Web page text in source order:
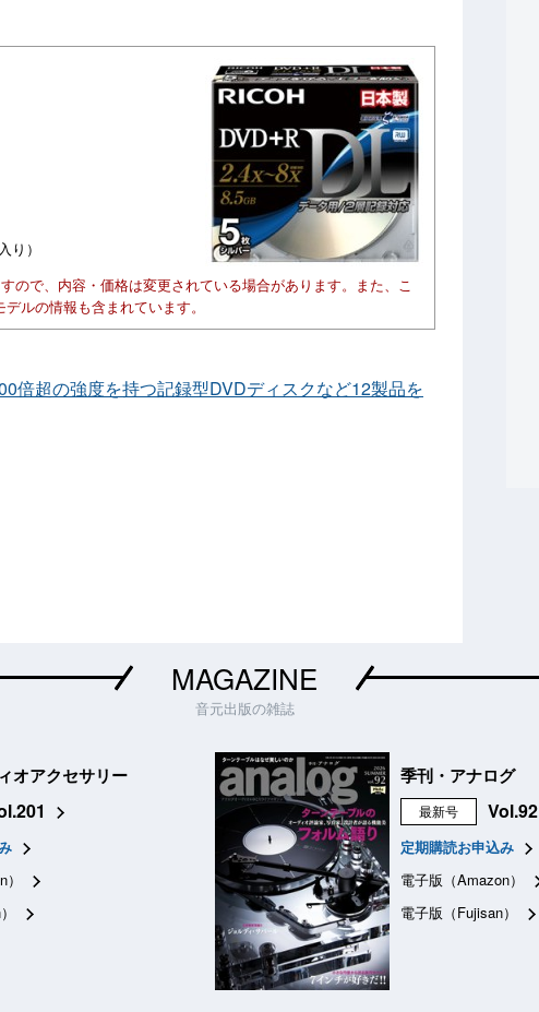
り）
ので、内容・価格は変更されている場合があります。また、こ
ルの情報も含まれています。
超の強度を持つ記録型DVDディスクなど12製品を
MAGAZINE
音元出版の雑誌
オアクセサリー 季刊・アナログ
最新号 Vol.92
定期購読お申込み
電子版（Amazon）
電子版（Fujisan）